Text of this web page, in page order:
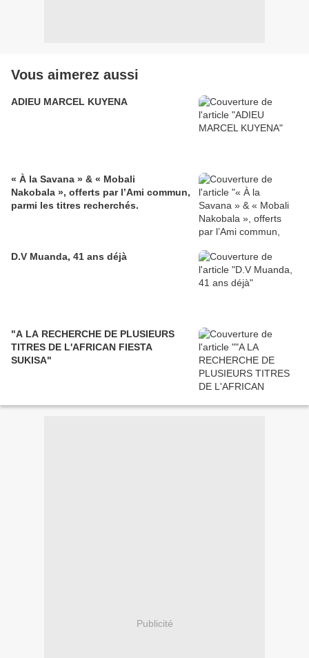
Vous aimerez aussi
ADIEU MARCEL KUYENA
« À la Savana » & « Mobali
Nakobala », offerts par l’Ami commun,
parmi les titres recherchés.
D.V Muanda, 41 ans déjà
"A LA RECHERCHE DE PLUSIEURS
TITRES DE L'AFRICAN FIESTA
SUKISA"
Publicité